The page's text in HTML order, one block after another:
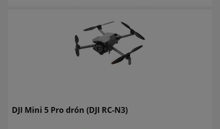
DJI Mini 5 Pro drón (DJI RC-N3)